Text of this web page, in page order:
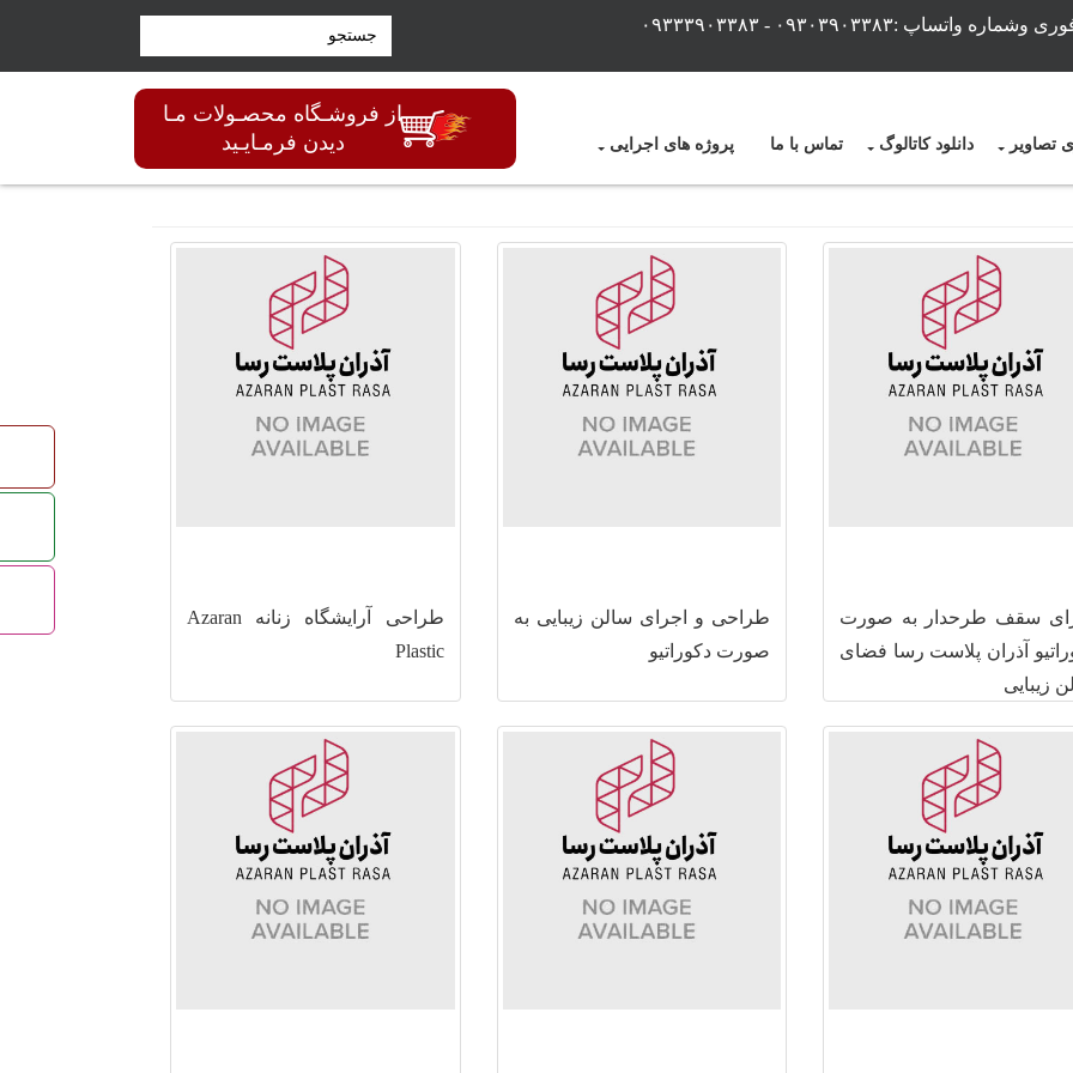
واتساپ :۰۹۳۰۳۹۰۳۳۸۳ - ۰۹۳۳۳۹۰۳۳۸۳
تصاویر دانلود کاتالوگ تماس با ما پروژه های اجرایی
از فروشـگاه محصـولات مـا
دیدن فرمـایـید
سقف طرحدار به صورت
آذران پلاست رسا فضای
زیبایی
طراحی و اجرای سالن زیبایی به
صورت دکوراتیو
طراحی آرایشگاه زنانه Azaran
Plastic